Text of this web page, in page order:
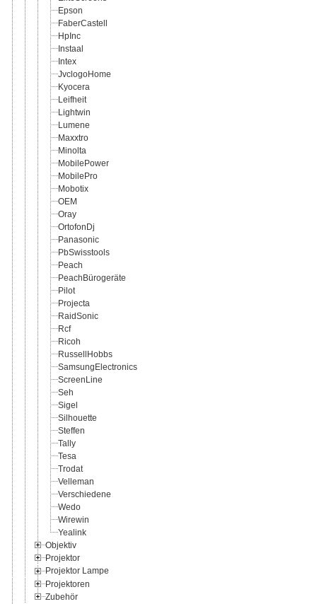
Epson
FaberCastell
HpInc
Instaal
Intex
JvclogoHome
Kyocera
Leifheit
Lightwin
Lumene
Maxxtro
Minolta
MobilePower
MobilePro
Mobotix
OEM
Oray
OrtofonDj
Panasonic
PbSwisstools
Peach
PeachBürogeräte
Pilot
Projecta
RaidSonic
Rcf
Ricoh
RussellHobbs
SamsungElectronics
ScreenLine
Seh
Sigel
Silhouette
Steffen
Tally
Tesa
Trodat
Velleman
Verschiedene
Wedo
Wirewin
Yealink
Objektiv
Projektor
Projektor Lampe
Projektoren
Zubehör